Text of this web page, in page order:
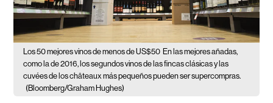
Los 50 mejores vinos de menos de US$50 En las mejores añadas,
como la de 2016, los segundos vinos de las fincas clásicas y las
cuvées de los châteaux más pequeños pueden ser supercompras.
(Bloomberg/Graham Hughes)